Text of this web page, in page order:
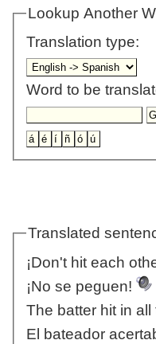
Lookup Another
Translation type:
Word to be
Translated
¡Don't hit each
¡No se peguen!
The batter hit in all
El bateador